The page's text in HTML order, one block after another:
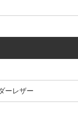
ーレザー